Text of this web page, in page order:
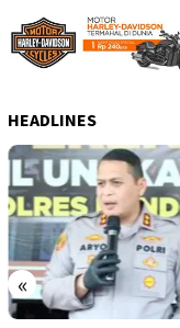
HEADLINES
«